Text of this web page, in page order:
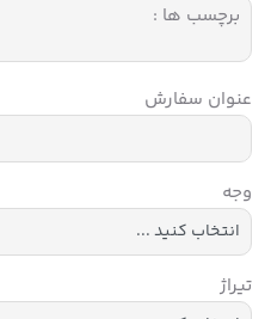
برچسب ها :
عنوان سفارش
وجه
تیراژ